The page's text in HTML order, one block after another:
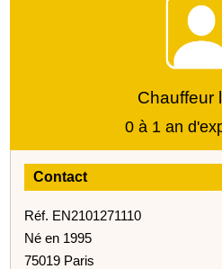
Chauffeur
0 à 1 an
Contact
Réf. EN2101271110
Né en 1995
75019 Paris